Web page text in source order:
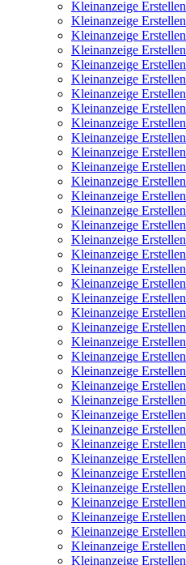
Kleinanzeige Erstellen
Kleinanzeige Erstellen
Kleinanzeige Erstellen
Kleinanzeige Erstellen
Kleinanzeige Erstellen
Kleinanzeige Erstellen
Kleinanzeige Erstellen
Kleinanzeige Erstellen
Kleinanzeige Erstellen
Kleinanzeige Erstellen
Kleinanzeige Erstellen
Kleinanzeige Erstellen
Kleinanzeige Erstellen
Kleinanzeige Erstellen
Kleinanzeige Erstellen
Kleinanzeige Erstellen
Kleinanzeige Erstellen
Kleinanzeige Erstellen
Kleinanzeige Erstellen
Kleinanzeige Erstellen
Kleinanzeige Erstellen
Kleinanzeige Erstellen
Kleinanzeige Erstellen
Kleinanzeige Erstellen
Kleinanzeige Erstellen
Kleinanzeige Erstellen
Kleinanzeige Erstellen
Kleinanzeige Erstellen
Kleinanzeige Erstellen
Kleinanzeige Erstellen
Kleinanzeige Erstellen
Kleinanzeige Erstellen
Kleinanzeige Erstellen
Kleinanzeige Erstellen
Kleinanzeige Erstellen
Kleinanzeige Erstellen
Kleinanzeige Erstellen
Kleinanzeige Erstellen
Kleinanzeige Erstellen